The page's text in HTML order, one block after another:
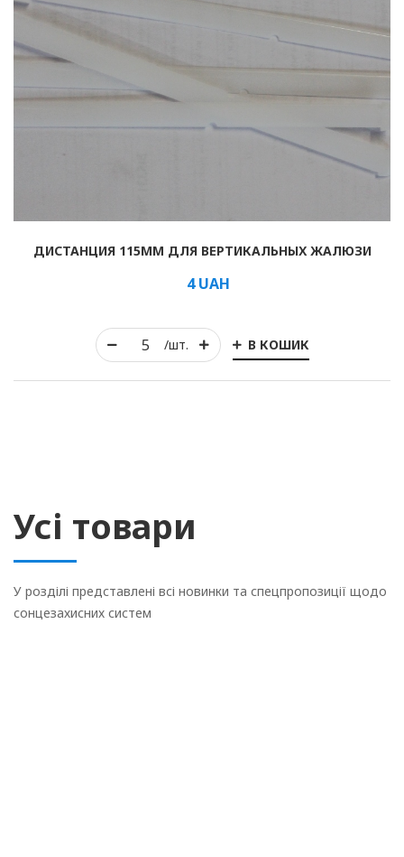
/шт. В КОШИК
ДИСТАНЦИЯ 115ММ ДЛЯ ВЕРТИКАЛЬНЫХ ЖАЛЮЗИ
4UAH
Усі товари
У розділі представлені всі новинки та спецпропозиції щодо
сонцезахисних систем